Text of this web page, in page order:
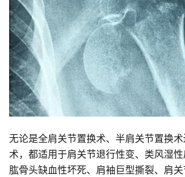
无论是全肩关节置换术、半肩关节置换
术，都适用于肩关节退行性变、类风湿性
肱骨头缺血性坏死、肩袖巨型撕裂、肩